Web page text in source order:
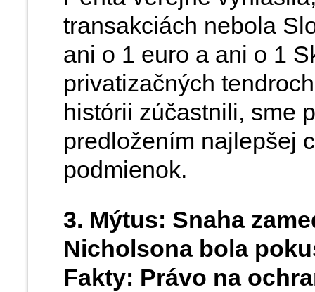
transakciách nebola
ani o 1 euro a ani o 1
privatizačných
histórii zúčastnili, sme
predložením najlepšej
podmienok.
3. Mýtus: Snaha
Nicholsona bola
Fakty: Právo na